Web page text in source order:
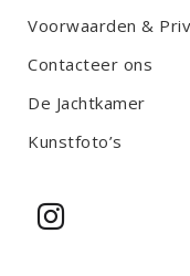
Voorwaarden &
Contacteer ons
De Jachtkamer
Kunstfoto’s